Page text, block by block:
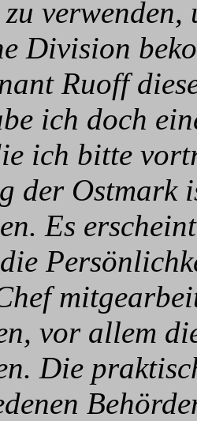
Division
Ruoff
ich doch
ich bitte
der Ostmark
Es
vor allem
Die